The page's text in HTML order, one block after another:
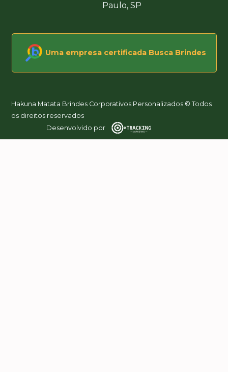
Paulo, SP
Uma empresa certificada Busca Brindes
Hakuna Matata Brindes Corporativos Personalizados © Todos
os direitos reservados
Desenvolvido por